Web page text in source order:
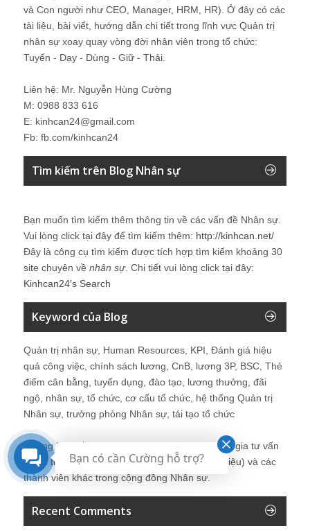
và Con người như CEO, Manager, HRM, HR). Ở đây có các
tài liệu, bài viết, hướng dẫn chi tiết trong lĩnh vực Quản trị
nhân sự xoay quay vòng đời nhân viên trong tổ chức:
Tuyển - Dạy - Dùng - Giữ - Thải.
Liên hệ: Mr. Nguyễn Hùng Cường
M: 0988 833 616
E: kinhcan24@gmail.com
Fb: fb.com/kinhcan24
Tìm kiếm trên Blog Nhân sự
Bạn muốn tìm kiếm thêm thông tin về các vấn đề Nhân sự
Vui lòng click tại đây để tìm kiếm thêm: http://kinhcan.net/
Đây là công cụ tìm kiếm được tích hợp tìm kiếm khoảng 30
site chuyên về nhân sự. Chi tiết vui lòng click tại đây:
Kinhcan24′s Search
Keyword của Blog
Quản trị nhân sự, Human Resources, KPI, Đánh giá hiệu
quả công việc, chính sách lương, CnB, lương 3P, BSC, Thẻ
điểm cân bằng, tuyển dụng, đào tạo, lương thưởng, đãi
ngộ, nhân sự, tổ chức, cơ cấu tổ chức, hệ thống Quản trị
Nhân sự, trưởng phòng Nhân sự, tái tạo tổ chức
Những bài viết tại blog được chia sẻ bởi chuyên gia tư vấn
Quản trị Nhân sự Nguyễn Hùng Cường (giới thiệu) và các
thành viên khác trong cộng đồng Nhân sự.
Recent Comments
Bạn có cần Cường hỗ trợ?